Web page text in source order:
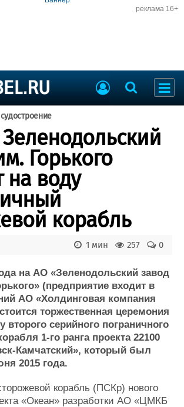
реклама 16+
Торговая площадка
Доска объявлений
Оборудование
Изделия
Материалы
Услуги
Флот
Галерея флота
судостроение
Горького
на воду
корабль
0
257
1 мин
на АО «Зеленодольский завод
(предприятие входит в
АО «Холдинговая компания
торжественная церемония
второго серийного пограничного
1-го ранга проекта 22100
Камчатский», который был
2015 года.
корабль (ПСКр) нового
«Океан» разработки АО «ЦМКБ